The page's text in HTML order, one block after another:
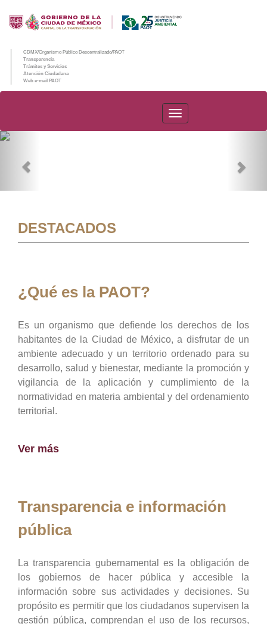
CDMX/Organismo Público Descentralizado/PAOT
Transparencia
Trámites y Servicios
Atención Ciudadana
Web e-mail PAOT
PAOT
DESTACADOS
¿Qué es la PAOT?
Es un organismo que defiende los derechos de los
habitantes de la Ciudad de México, a disfrutar de un
ambiente adecuado y un territorio ordenado para su
desarrollo, salud y bienestar, mediante la promoción y
vigilancia de la aplicación y cumplimiento de la
normatividad en materia ambiental y del ordenamiento
territorial.
Ver más
Transparencia e información
pública
La transparencia gubernamental es la obligación de
los gobiernos de hacer pública y accesible la
información sobre sus actividades y decisiones. Su
propósito es permitir que los ciudadanos supervisen la
gestión pública, comprendan el uso de los recursos,